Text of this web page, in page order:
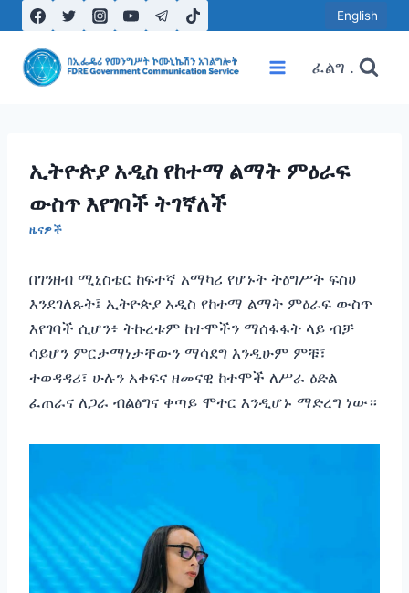
to
content
English
ፈልግ .
ኢትዮጵያ አዲስ የከተማ ልማት ምዕራፍ
ውስጥ እየገባች ትገኛለች
ዜናዎች
በገንዘብ ሚኒስቴር ከፍተኛ አማካሪ የሆኑት ትዕግሥት ፍስሀ
እንደገለጹት፤ ኢትዮጵያ አዲስ የከተማ ልማት ምዕራፍ ውስጥ
እየገባች ሲሆን፥ ትኩረቱም ከተሞችን ማሰፋፋት ላይ ብቻ
ሳይሆን ምርታማነታቸውን ማሳደግ እንዲሁም ምቹ፣
ተወዳዳሪ፣ ሁሉን አቀፍና ዘመናዊ ከተሞች ለሥራ ዕድል
ፈጠራና ለጋራ ብልፅግና ቀጣይ ሞተር እንዲሆኑ ማድረግ ነው።